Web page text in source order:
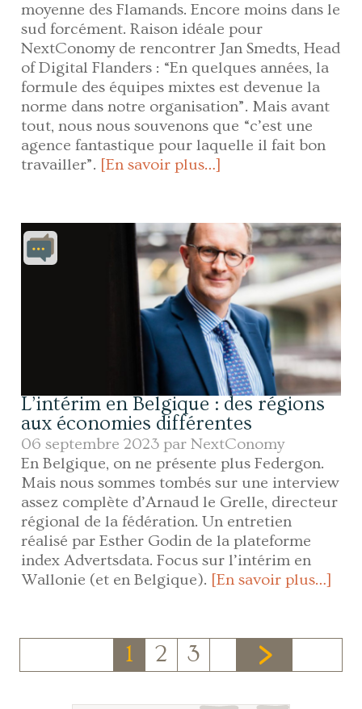
moyenne des Flamands. Encore moins dans le
sud forcément. Raison idéale pour
NextConomy de rencontrer Jan Smedts, Head
of Digital Flanders : “En quelques années, la
formule des équipes mixtes est devenue la
norme dans notre organisation”. Mais avant
tout, nous nous souvenons que “c’est une
agence fantastique pour laquelle il fait bon
travailler”. [En savoir plus…]
L’intérim en Belgique : des régions
aux économies différentes
06 septembre 2023 parNextConomy
En Belgique, on ne présente plus Federgon.
Mais nous sommes tombés sur une interview
assez complète d’Arnaud le Grelle, directeur
régional de la fédération. Un entretien
réalisé par Esther Godin de la plateforme
index Advertsdata. Focus sur l’intérim en
Wallonie (et en Belgique). [En savoir plus…]
1 2 3